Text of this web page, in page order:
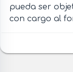
pueda ser
con cargo al